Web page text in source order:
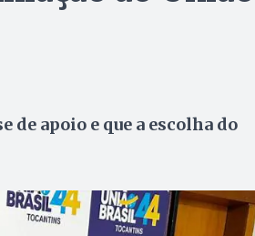
de apoio e que a escolha do